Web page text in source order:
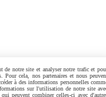
de notre site et analyser notre trafic et
Pour cela, nos partenaires et nous
à des informations personnelles
sur l'utilisation de notre site
peuvent combiner celles-ci avec